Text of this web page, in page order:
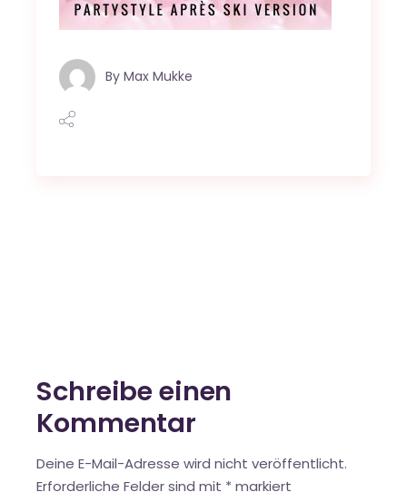
By Max Mukke
Schreibe einen
Kommentar
Deine E-Mail-Adresse wird nicht veröffentlicht.
Erforderliche Felder sind mit * markiert